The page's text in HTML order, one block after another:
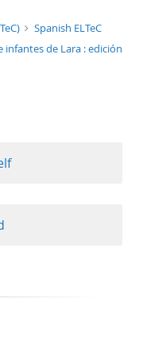
format
Spanish ELTeC
infantes de Lara : edición